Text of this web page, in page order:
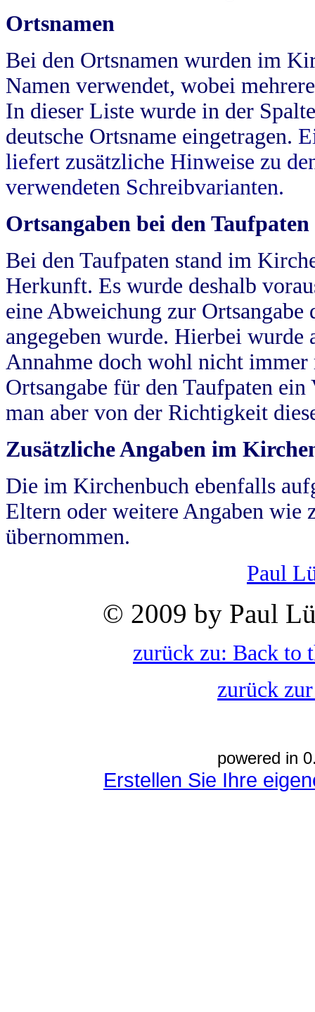
Ortsnamen
Bei den Ortsnamen wurden im
Namen verwendet, wobei
In dieser Liste wurde in der
deutsche Ortsname eingetragen.
liefert zusätzliche Hinweise zu
verwendeten Schreibvarianten.
Ortsangaben bei den Taufpaten
Bei den Taufpaten stand im
Herkunft. Es wurde deshalb
eine Abweichung zur
angegeben wurde. Hierbei wurde
Annahme doch wohl nicht
Ortsangabe für den Taufpaten
man aber von der Richtigkeit
Zusätzliche Angaben im
Die im Kirchenbuch ebenfalls
Eltern oder weitere Angaben wie
übernommen.
Paul
© 2009 by Paul
zurück zu: Back to
zurück
powered in
Erstellen Sie Ihre